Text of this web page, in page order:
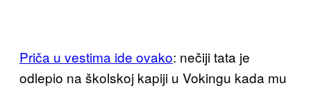
Priča u vestima ide ovako: nečiji tata je
odlepio na školskoj kapiji u Vokingu kada mu